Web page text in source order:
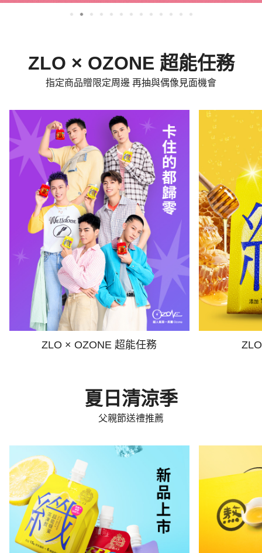
ZLO × OZONE 超能任務
指定商品贈限定周邊 再抽與偶像見面機會
ZLO × OZONE 超能任務
夏日清涼季
父親節送禮推薦